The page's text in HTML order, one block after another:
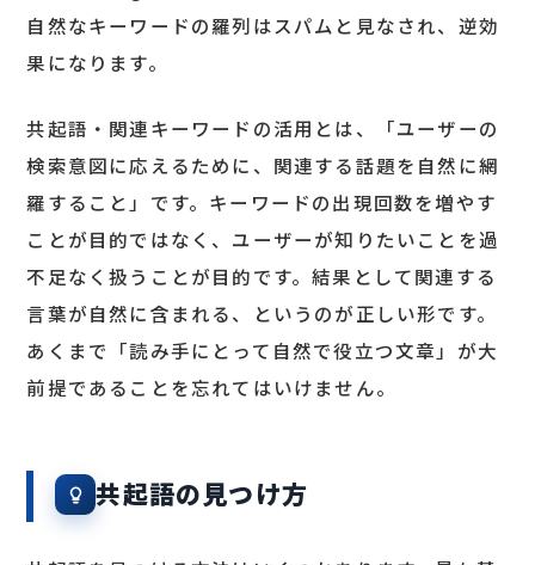
自然なキーワードの羅列はスパムと見なされ、逆効
果になります。
共起語・関連キーワードの活用とは、「ユーザーの
検索意図に応えるために、関連する話題を自然に網
羅すること」です。キーワードの出現回数を増やす
ことが目的ではなく、ユーザーが知りたいことを過
不足なく扱うことが目的です。結果として関連する
言葉が自然に含まれる、というのが正しい形です。
あくまで「読み手にとって自然で役立つ文章」が大
前提であることを忘れてはいけません。
共起語の見つけ方